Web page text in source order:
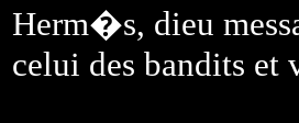
Herm�s, dieu
celui des bandits et